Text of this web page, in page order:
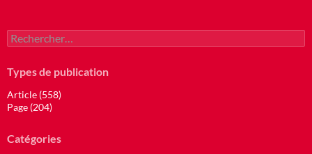
Rechercher :
Types de publication
Article (558)
Page (204)
Catégories